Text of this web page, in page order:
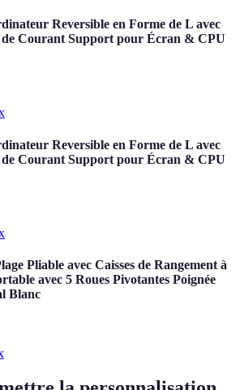
Reversible en Forme de L avec
de Courant Support pour Écran & CPU
Reversible en Forme de L avec
de Courant Support pour Écran & CPU
Pliable avec Caisses de Rangement à
avec 5 Roues Pivotantes Poignée
Blanc